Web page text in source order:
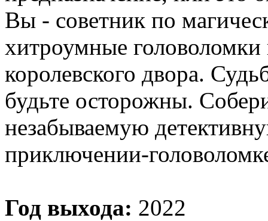
Вы - советник по
хитроумные головоломки
королевского двора.
будьте осторожны.
незабываемую
приключении-
Год выхода: 2022